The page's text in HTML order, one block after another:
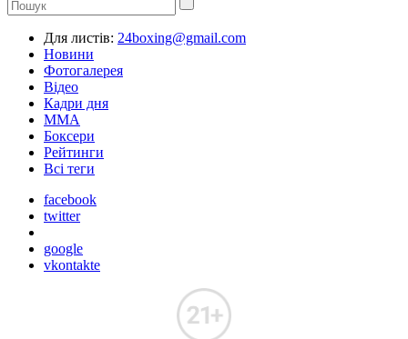
Для листів: 24boxing@gmail.com
Новини
Фотогалерея
Відео
Кадри дня
ММА
Боксери
Рейтинги
Всі теги
facebook
twitter
google
vkontakte